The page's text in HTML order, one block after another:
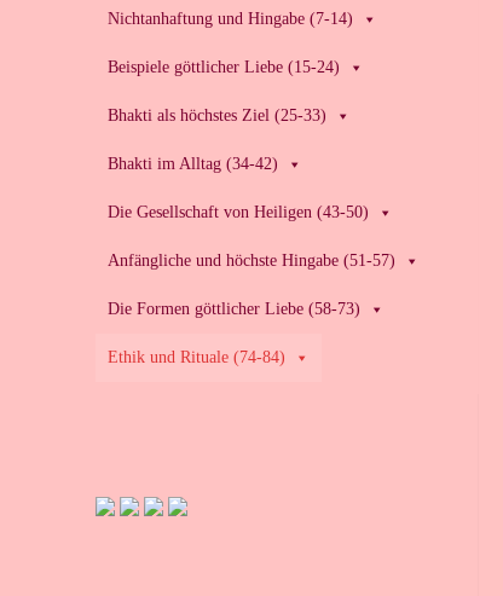
Nichtanhaftung und Hingabe (7-14)
Beispiele göttlicher Liebe (15-24)
Bhakti als höchstes Ziel (25-33)
Bhakti im Alltag (34-42)
Die Gesellschaft von Heiligen (43-50)
Anfängliche und höchste Hingabe (51-57)
Die Formen göttlicher Liebe (58-73)
Ethik und Rituale (74-84)